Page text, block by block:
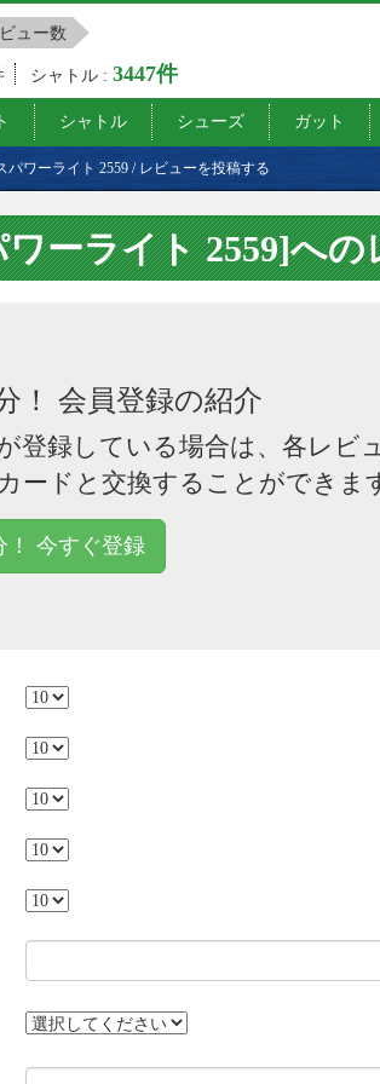
ュー数
シャトル :3447件
シャトル シューズ ガット
パワーライト 2559 / レビューを投稿する
ーライト 2559]への
！ 会員登録の紹介
登録している場合は、各レビ
ードと交換することができま
！ 今すぐ登録